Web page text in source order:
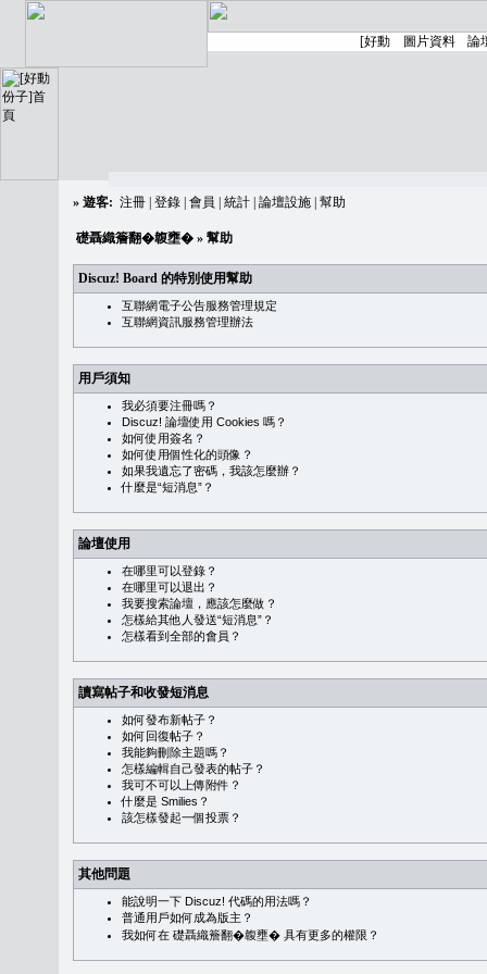
» 遊客: 注冊 登錄 會員 統計 論壇設施 幫助
礎聶織簷翻�䪖壅� » 幫助
Discuz! Board 的特別使用幫助
互聯網電子公告服務管理規定
互聯網資訊服務管理辦法
用戶須知
我必須要注冊嗎？
Discuz! 論壇使用 Cookies 嗎？
如何使用簽名？
如何使用個性化的頭像？
如果我遺忘了密碼，我該怎麼辦？
什麼是“短消息”？
論壇使用
在哪里可以登錄？
在哪里可以退出？
我要搜索論壇，應該怎麼做？
怎樣給其他人發送“短消息”？
怎樣看到全部的會員？
讀寫帖子和收發短消息
如何發布新帖子？
如何回復帖子？
我能夠刪除主題嗎？
怎樣編輯自己發表的帖子？
我可不可以上傳附件？
什麼是 Smilies？
該怎樣發起一個投票？
其他問題
能說明一下 Discuz! 代碼的用法嗎？
普通用戶如何成為版主？
我如何在 礎聶織簷翻�䪖壅� 具有更多的權限？